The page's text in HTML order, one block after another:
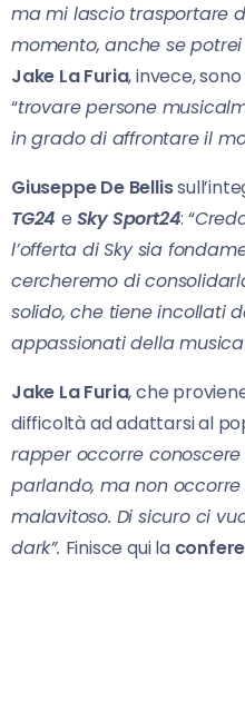
ma mi lascio trasportare
momento, anche se
Jake La Furia, invece,
“trovare persone
in grado di affrontare il
Giuseppe De Bellis
TG24 e Sky Sport24: “
l’offerta di Sky sia
cercheremo di
solido, che tiene incollati
appassionati della
Jake La Furia, che
difficoltà ad adattarsi al
rapper occorre
parlando, ma non
malavitoso. Di sicuro ci
dark”. Finisce qui la